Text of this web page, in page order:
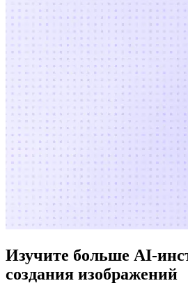
Изучите больше AI-
создания изображений